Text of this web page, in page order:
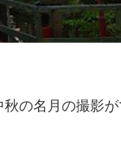
の名月の撮影が